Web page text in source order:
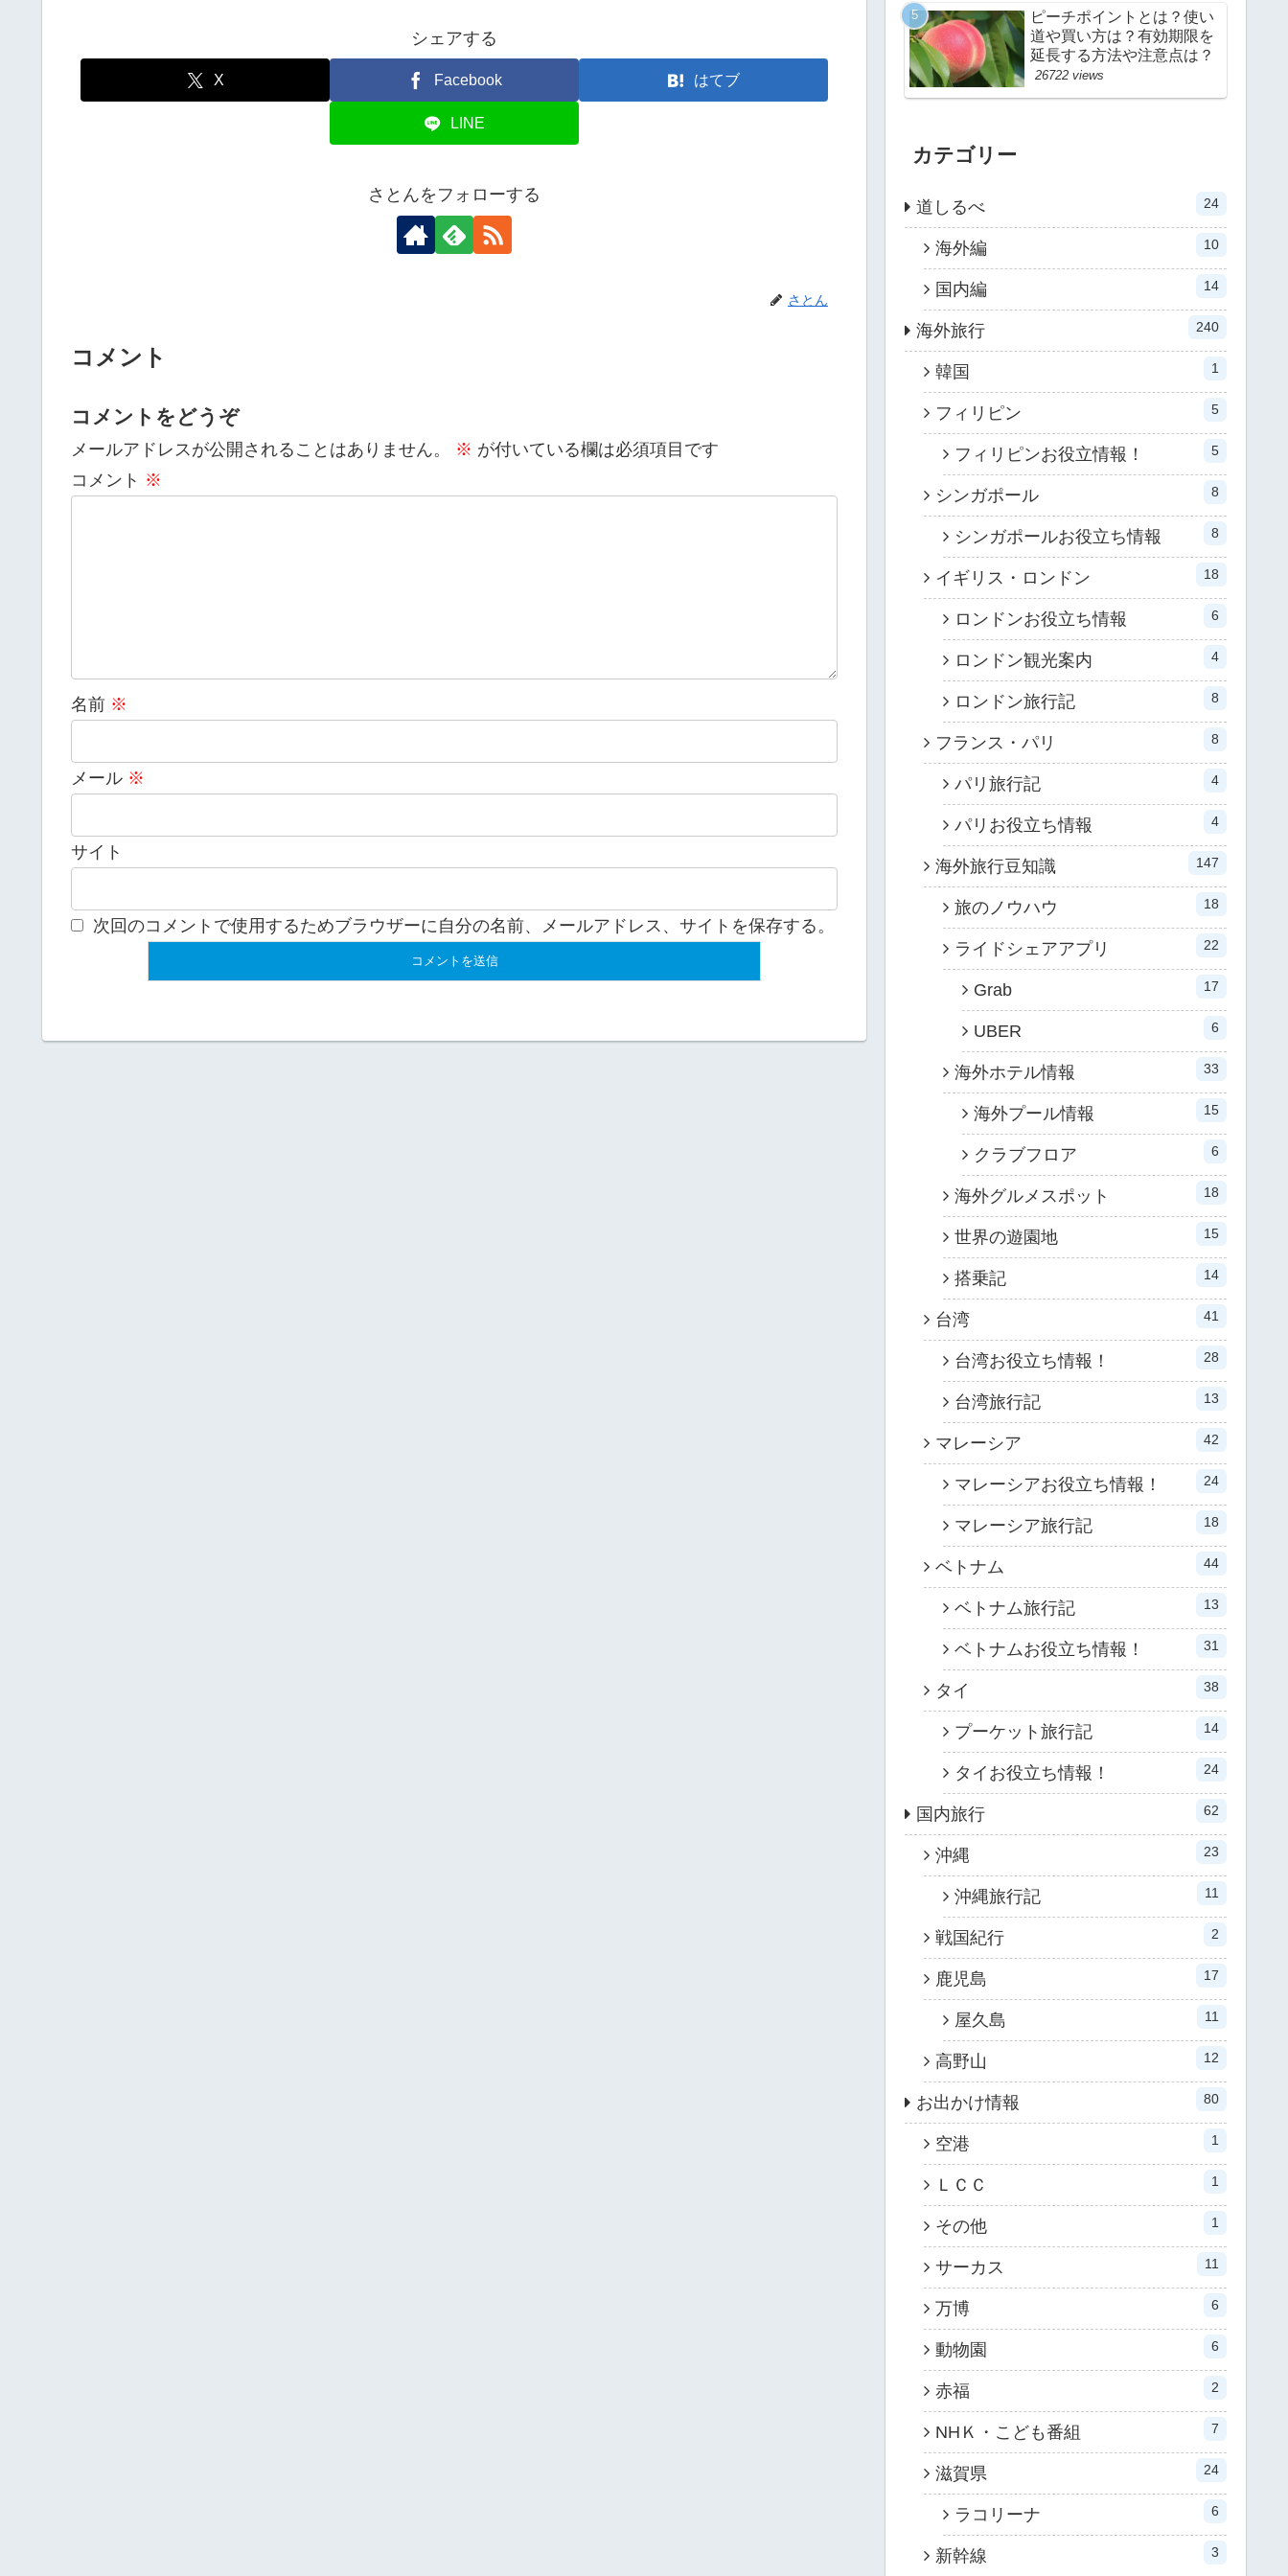
シェアする
X Facebook はてブ
LINE
さとんをフォローする
さとん
コメント
コメントをどうぞ
メールアドレスが公開されることはありません。 ※ が付いている欄は必須項目です
コメント ※
名前 ※
メール ※
サイト
次回のコメントで使用するためブラウザーに自分の名前、メールアドレス、サイトを保存する。
ピーチポイントとは？使い
道や買い方は？有効期限を
延長する方法や注意点は？
26722 views
カテゴリー
道しるべ 24
海外編 10
国内編 14
海外旅行 240
韓国 1
フィリピン 5
フィリピンお役立情報！ 5
シンガポール 8
シンガポールお役立ち情報 8
イギリス・ロンドン 18
ロンドンお役立ち情報 6
ロンドン観光案内 4
ロンドン旅行記 8
フランス・パリ 8
パリ旅行記 4
パリお役立ち情報 4
海外旅行豆知識 147
旅のノウハウ 18
ライドシェアアプリ 22
Grab 17
UBER 6
海外ホテル情報 33
海外プール情報 15
クラブフロア 6
海外グルメスポット 18
世界の遊園地 15
搭乗記 14
台湾 41
台湾お役立ち情報！ 28
台湾旅行記 13
マレーシア 42
マレーシアお役立ち情報！ 24
マレーシア旅行記 18
ベトナム 44
ベトナム旅行記 13
ベトナムお役立ち情報！ 31
タイ 38
プーケット旅行記 14
タイお役立ち情報！ 24
国内旅行 62
沖縄 23
沖縄旅行記 11
戦国紀行 2
鹿児島 17
屋久島 11
高野山 12
お出かけ情報 80
空港 1
ＬＣＣ 1
その他 1
サーカス 11
万博 6
動物園 6
赤福 2
NHＫ・こども番組 7
滋賀県 24
ラコリーナ 6
新幹線 3